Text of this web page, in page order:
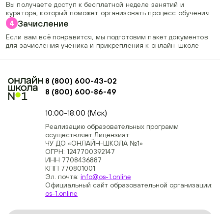
Вы получаете доступ к бесплатной неделе занятий и
куратора, который поможет организовать процесс обучения
4 Зачисление
Если вам всё понравится, мы подготовим пакет документов
для зачисления ученика и прикрепления к онлайн-школе
8 (800) 600-43-02
8 (800) 600-86-49
10:00-18:00 (Мск)
Реализацию образовательных программ
осуществляет Лицензиат:
ЧУ ДО «ОНЛАЙН-ШКОЛА №1»
ОГРН: 1247700392147
ИНН 7708436887
КПП 770801001
Эл. почта: info@os-1.online
Официальный сайт образовательной организации:
os-1.online